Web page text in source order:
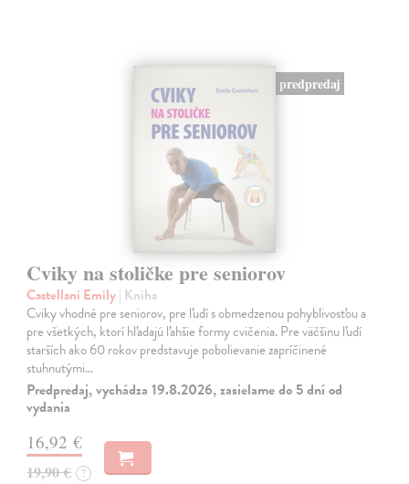
predpredaj
Cviky na stoličke pre seniorov
Castellani Emily| Kniha
Cviky vhodné pre seniorov, pre ľudí s obmedzenou pohyblivosťou a
pre všetkých, ktorí hľadajú ľahšie formy cvičenia. Pre väčšinu ľudí
starších ako 60 rokov predstavuje pobolievanie zapríčinené
stuhnutými…
Predpredaj, vychádza 19.8.2026, zasielame do 5 dní od
vydania
16,92 €
19,90 € ?